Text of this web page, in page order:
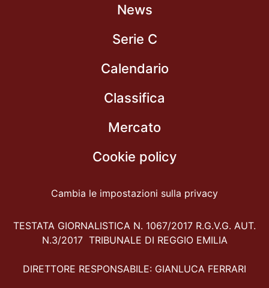
News
Serie C
Calendario
Classifica
Mercato
Cookie policy
Cambia le impostazioni sulla privacy
TESTATA GIORNALISTICA N. 1067/2017 R.G.V.G. AUT.
N.3/2017 TRIBUNALE DI REGGIO EMILIA
DIRETTORE RESPONSABILE: GIANLUCA FERRARI